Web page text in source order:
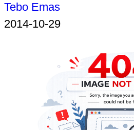
Tebo Emas
2014-10-29